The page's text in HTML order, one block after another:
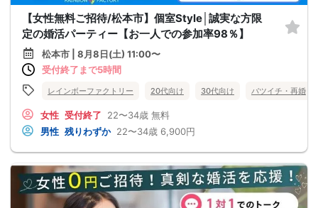
【女性無料ご招待/松本市】個室Style│誠実な方限
定の婚活パーティー【お一人での参加率98％】
松本市 | 8月8日(土) 11:00〜
受付終了まで5時間
レインボーファクトリー 20代向け 30代向け バツイチ・再婚
女性 受付終了 22〜34歳 無料
男性 残りわずか 22〜34歳 6,900円